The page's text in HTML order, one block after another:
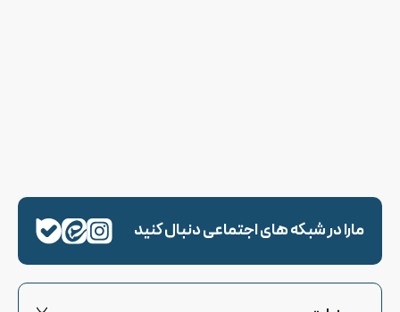
مارا در شبکه های اجتماعی دنبال کنید